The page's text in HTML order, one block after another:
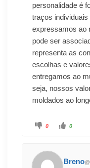
personalidade é
traços
expressamos ao
pode ser
representa as
escolhas e
entregamos ao
seja, nossos
moldados ao
0 0
Breno